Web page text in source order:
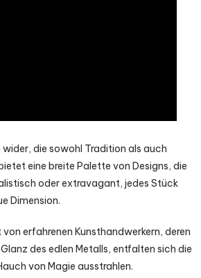
die sowohl Tradition als auch
eine breite Palette von Designs, die
oder extravagant, jedes Stück
Dimension.
erfahrenen Kunsthandwerkern, deren
des edlen Metalls, entfalten sich die
von Magie ausstrahlen.